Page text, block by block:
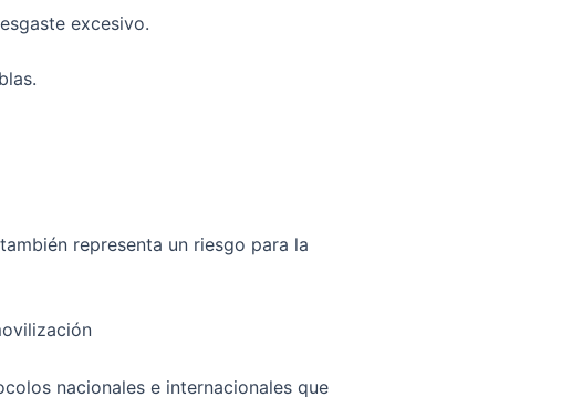
excesivo.
representa un riesgo para la
nacionales e internacionales que